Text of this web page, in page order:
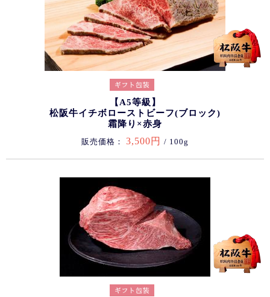
【A5等級】
松阪牛イチボローストビーフ(ブロック)
霜降り×赤身
販売価格： 3,500円 / 100g